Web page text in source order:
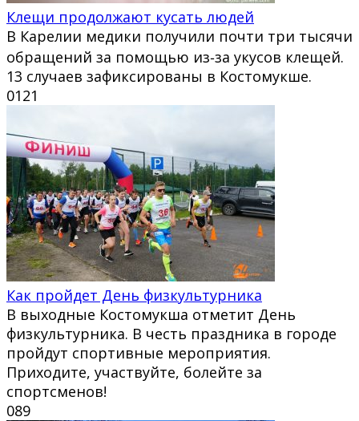
Клещи продолжают кусать людей
В Карелии медики получили почти три тысячи
обращений за помощью из‑за укусов клещей.
13 случаев зафиксированы в Костомукше.
0121
Как пройдет День физкультурника
В выходные Костомукша отметит День
физкультурника. В честь праздника в городе
пройдут спортивные мероприятия.
Приходите, участвуйте, болейте за
спортсменов!
089